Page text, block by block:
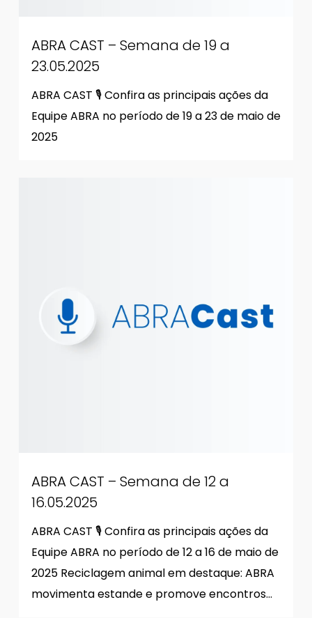
ABRA CAST – Semana de 19 a
23.05.2025
ABRA CAST 🎙 Confira as principais ações da
Equipe ABRA no período de 19 a 23 de maio de
2025
ABRA CAST – Semana de 12 a
16.05.2025
ABRA CAST 🎙 Confira as principais ações da
Equipe ABRA no período de 12 a 16 de maio de
2025 Reciclagem animal em destaque: ABRA
movimenta estande e promove encontros…